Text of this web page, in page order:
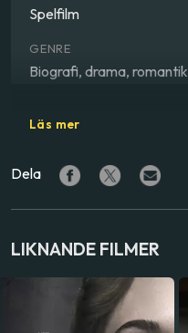
Spelfilm
GENRE
Biografi, drama, romantik
John Krokidas
SKÅDESPELARE
LAND
USA
Läs mer
Dela
LIKNANDE FILMER